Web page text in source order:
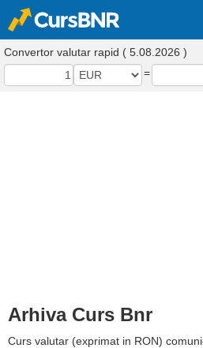
Convertor valutar rapid ( 5.08.2026 )
=
Arhiva Curs Bnr
Curs valutar (exprimat in RON)